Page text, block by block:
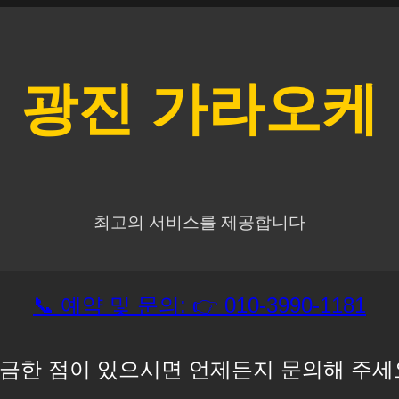
광진 가라오케
최고의 서비스를 제공합니다
📞 예약 및 문의: 👉 010-3990-1181
한 점이 있으시면 언제든지 문의해 주세